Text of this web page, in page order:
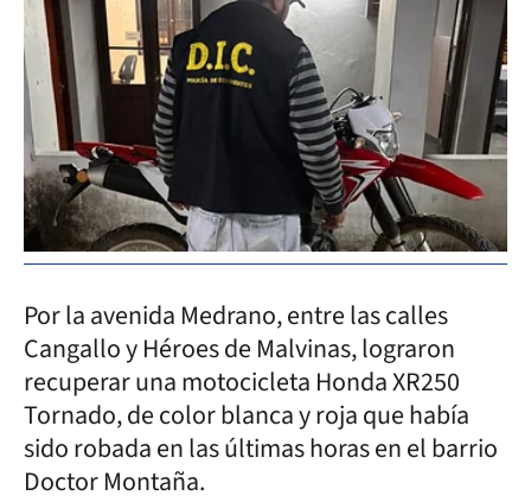
Por la avenida Medrano, entre las calles
Cangallo y Héroes de Malvinas, lograron
recuperar una motocicleta Honda XR250
Tornado, de color blanca y roja que había
sido robada en las últimas horas en el barrio
Doctor Montaña.